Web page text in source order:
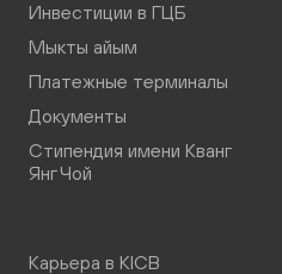
Инвестиции в ГЦБ
Мыкты айым
Платежные терминалы
Документы
Стипендия имени Кванг
Янг Чой
Карьера в KICB